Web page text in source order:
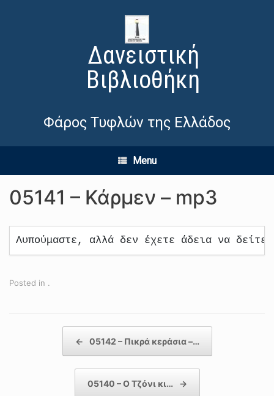
Δανειστική
Βιβλιοθήκη
Φάρος Τυφλών της Ελλάδος
Menu
05141 – Κάρμεν – mp3
Λυπούμαστε, αλλά δεν έχετε άδεια να δείτε
Posted in .
← 05142 – Πικρά κεράσια –…
05140 – Ο Τζόνι κι… →